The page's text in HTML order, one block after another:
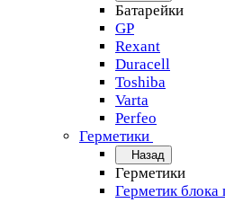
Батарейки
GP
Rexant
Duracell
Toshiba
Varta
Perfeo
Герметики
Назад
Герметики
Герметик блока